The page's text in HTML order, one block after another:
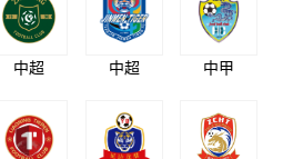
中超 中超 中甲